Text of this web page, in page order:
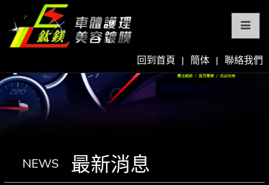
回到首頁 | 簡体 | 聯絡我們
NEWS 最新消息